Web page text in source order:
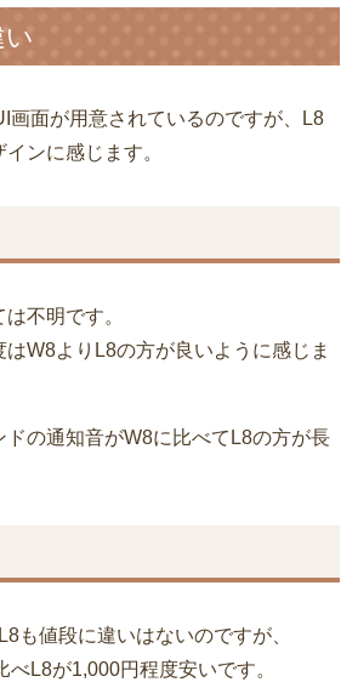
画面が用意されているのですが、L8
ンに感じます。
不明です。
W8よりL8の方が良いように感じま
ドの通知音がW8に比べてL8の方が長
も値段に違いはないのですが、
L8が1,000円程度安いです。